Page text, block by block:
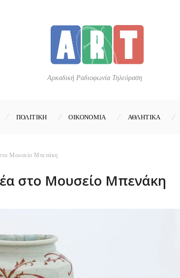
Αρκαδική Ραδιοφωνία Τηλεόραση
ΠΟΛΙΤΙΚΗ ΟΙΚΟΝΟΜΙΑ ΑΘΛΗΤΙΚΑ
Μουσείο Μπενάκη
στο Μουσείο Μπενάκη